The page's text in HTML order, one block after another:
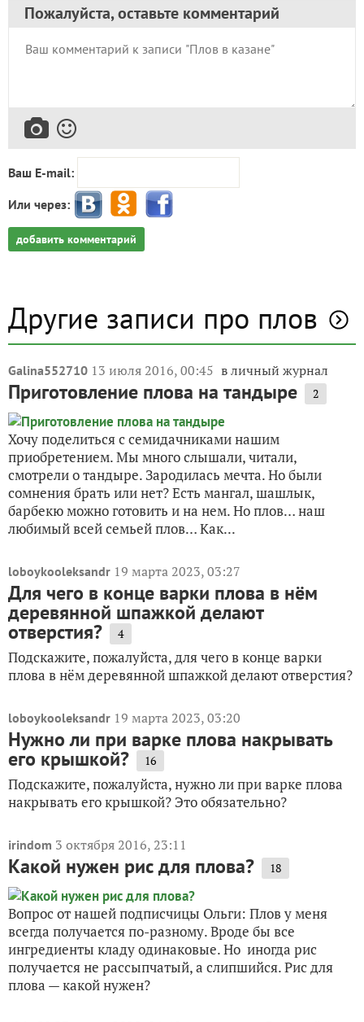
Пожалуйста, оставьте комментарий
Ваш E-mail:
Или через:
добавить комментарий
Другие записи про плов
Galina552710 13 июля 2016, 00:45 в личный журнал
Приготовление плова на тандыре 2
Хочу поделиться с семидачниками нашим
приобретением. Мы много слышали, читали,
смотрели о тандыре. Зародилась мечта. Но были
сомнения брать или нет? Есть мангал, шашлык,
барбекю можно готовить и на нем. Но плов… наш
любимый всей семьей плов… Как...
loboykooleksandr 19 марта 2023, 03:27
Для чего в конце варки плова в нём
деревянной шпажкой делают
отверстия? 4
Подскажите, пожалуйста, для чего в конце варки
плова в нём деревянной шпажкой делают отверстия?
loboykooleksandr 19 марта 2023, 03:20
Нужно ли при варке плова накрывать
его крышкой? 16
Подскажите, пожалуйста, нужно ли при варке плова
накрывать его крышкой? Это обязательно?
irindom 3 октября 2016, 23:11
Какой нужен рис для плова? 18
Вопрос от нашей подписчицы Ольги: Плов у меня
всегда получается по-разному. Вроде бы все
ингредиенты кладу одинаковые. Но иногда рис
получается не рассыпчатый, а слипшийся. Рис для
плова — какой нужен?